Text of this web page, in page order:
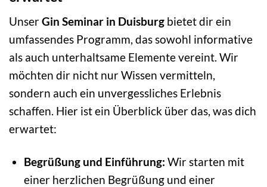
UnserGin Seminar in Duisburg bietet dir ein
umfassendes Programm, das sowohl informative
als auch unterhaltsame Elemente vereint. Wir
möchten dir nicht nur Wissen vermitteln,
sondern auch ein unvergessliches Erlebnis
schaffen. Hier ist ein Überblick über das, was dich
erwartet:
Begrüßung und Einführung: Wir starten mit
einer herzlichen Begrüßung und einer